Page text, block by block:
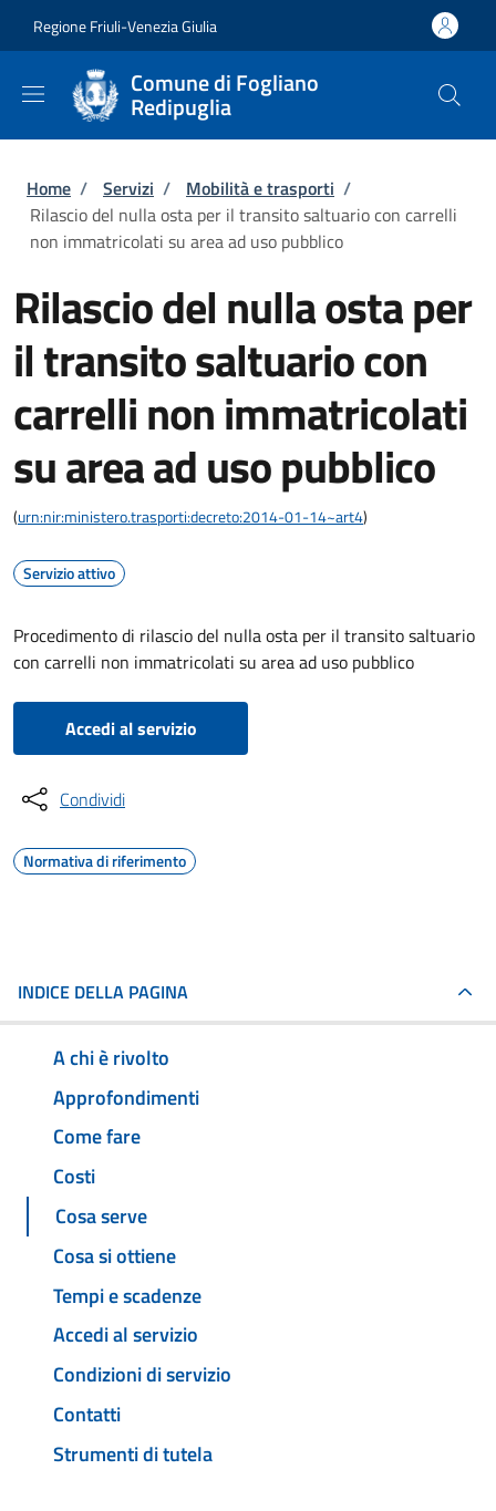
Regione Friuli-Venezia Giulia
Comune di Fogliano
Redipuglia
Briciole di pane
Home / Servizi / Mobilità e trasporti /
Rilascio del nulla osta per il transito saltuario con carrelli
non immatricolati su area ad uso pubblico
Rilascio del nulla osta per
il transito saltuario con
carrelli non immatricolati
su area ad uso pubblico
(urn:nir:ministero.trasporti:decreto:2014-01-14~art4)
Servizio attivo
Procedimento di rilascio del nulla osta per il transito saltuario
con carrelli non immatricolati su area ad uso pubblico
Accedi al servizio
Condividi
Normativa di riferimento
INDICE DELLA PAGINA
A chi è rivolto
Approfondimenti
Come fare
Costi
Cosa serve
Cosa si ottiene
Tempi e scadenze
Accedi al servizio
Condizioni di servizio
Contatti
Strumenti di tutela